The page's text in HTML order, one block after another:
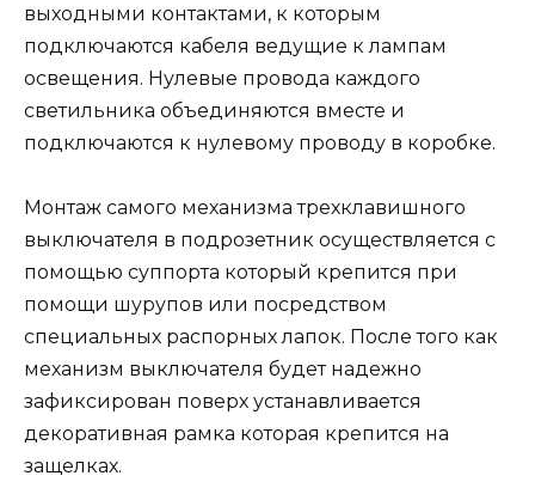
выходными контактами, к которым
подключаются кабеля ведущие к лампам
освещения. Нулевые провода каждого
светильника объединяются вместе и
подключаются к нулевому проводу в коробке.
Монтаж самого механизма трехклавишного
выключателя в подрозетник осуществляется с
помощью суппорта который крепится при
помощи шурупов или посредством
специальных распорных лапок. После того как
механизм выключателя будет надежно
зафиксирован поверх устанавливается
декоративная рамка которая крепится на
защелках.